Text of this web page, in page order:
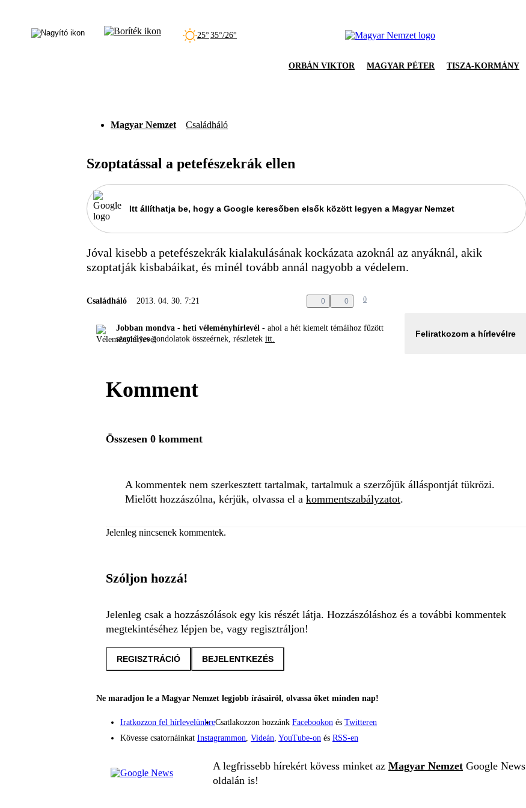
25° 35°/26°
ORBÁN VIKTOR MAGYAR PÉTER TISZA-KORMÁNY
Magyar Nemzet Családháló
Szoptatással a petefészekrák ellen
Itt állíthatja be, hogy a Google keresőben elsők között legyen a Magyar Nemzet
Jóval kisebb a petefészekrák kialakulásának kockázata azoknál az anyáknál, akik
szoptatják kisbabáikat, és minél tovább annál nagyobb a védelem.
Családháló 2013. 04. 30. 7:21 0 0 0
Jobban mondva - heti véleményhírlevél - ahol a hét kiemelt témáihoz fűzött
személyes gondolatok összeérnek, részletek itt.
Feliratkozom a hírlevélre
Komment
Összesen 0 komment
A kommentek nem szerkesztett tartalmak, tartalmuk a szerzőjük álláspontját tükrözi.
Mielőtt hozzászólna, kérjük, olvassa el a kommentszabályzatot.
Jelenleg nincsenek kommentek.
Szóljon hozzá!
Jelenleg csak a hozzászólások egy kis részét látja. Hozzászóláshoz és a további kommentek
megtekintéséhez lépjen be, vagy regisztráljon!
REGISZTRÁCIÓ BEJELENTKEZÉS
Ne maradjon le a Magyar Nemzet legjobb írásairól, olvassa őket minden nap!
Iratkozzon fel hírlevelünkreCsatlakozzon hozzánk Facebookon és Twitteren
Kövesse csatornáinkat Instagrammon, Videán, YouTube-on és RSS-en
A legfrissebb hírekért kövess minket az Magyar Nemzet Google News
oldalán is!